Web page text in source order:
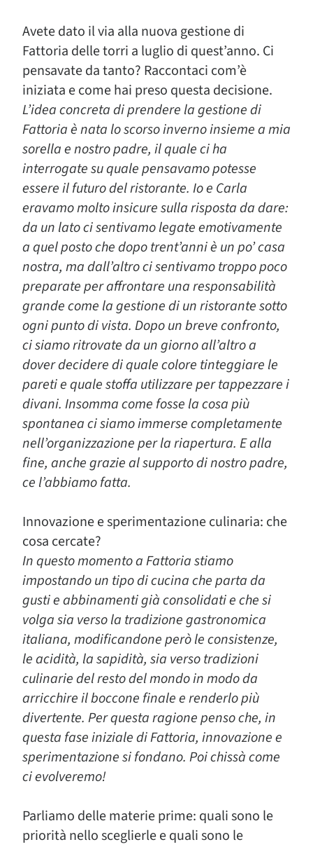
Avete dato il via alla nuova gestione di
Fattoria delle torri a luglio di quest’anno. Ci
pensavate da tanto? Raccontaci com’è
iniziata e come hai preso questa decisione.
L’idea concreta di prendere la gestione di
Fattoria è nata lo scorso inverno insieme a mia
sorella e nostro padre, il quale ci ha
interrogate su quale pensavamo potesse
essere il futuro del ristorante. Io e Carla
eravamo molto insicure sulla risposta da dare:
da un lato ci sentivamo legate emotivamente
a quel posto che dopo trent’anni è un po’ casa
nostra, ma dall’altro ci sentivamo troppo poco
preparate per affrontare una responsabilità
grande come la gestione di un ristorante sotto
ogni punto di vista. Dopo un breve confronto,
ci siamo ritrovate da un giorno all’altro a
dover decidere di quale colore tinteggiare le
pareti e quale stoffa utilizzare per tappezzare i
divani. Insomma come fosse la cosa più
spontanea ci siamo immerse completamente
nell’organizzazione per la riapertura. E alla
fine, anche grazie al supporto di nostro padre,
ce l’abbiamo fatta.
Innovazione e sperimentazione culinaria: che
cosa cercate?
In questo momento a Fattoria stiamo
impostando un tipo di cucina che parta da
gusti e abbinamenti già consolidati e che si
volga sia verso la tradizione gastronomica
italiana, modificandone però le consistenze,
le acidità, la sapidità, sia verso tradizioni
culinarie del resto del mondo in modo da
arricchire il boccone finale e renderlo più
divertente. Per questa ragione penso che, in
questa fase iniziale di Fattoria, innovazione e
sperimentazione si fondano. Poi chissà come
ci evolveremo!
Parliamo delle materie prime: quali sono le
priorità nello sceglierle e quali sono le